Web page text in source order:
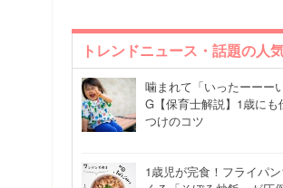
トレンドニュース・話題の人
噛まれて「いったーーー
G【保育士解説】1歳にも
つけのコツ
1歳児が完食！フライパ